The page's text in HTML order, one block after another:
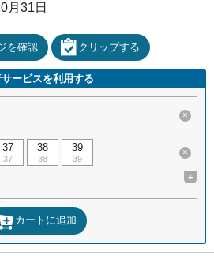
月31日
を確認 クリップする
ービスを利用する
×
37
37
38
38
39
39
×
+
カートに追加